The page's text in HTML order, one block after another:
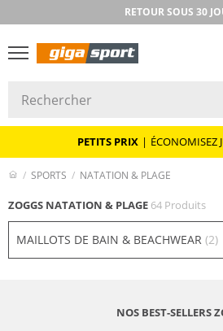
RETOUR SOUS 30
PETITS PRIX | ÉCONOMISEZ
SPORTS NATATION & PLAGE
ZOGGS NATATION & PLAGE 64 Produits
MAILLOTS DE BAIN & BEACHWEAR (2)
NOS BEST-SELLERS